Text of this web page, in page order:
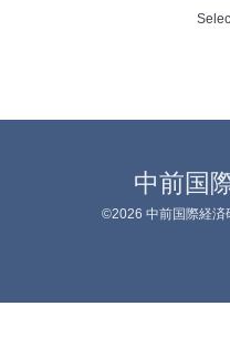
中前国
©2026 中前国際経済